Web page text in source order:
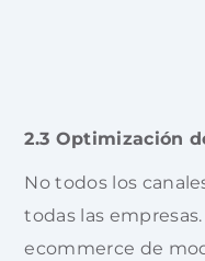
2.3 Optimización
No todos los
todas las
ecommerce de